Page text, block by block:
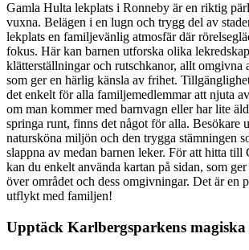
Gamla Hulta lekplats i Ronneby är en riktig
vuxna. Belägen i en lugn och trygg del av
lekplats en familjevänlig atmosfär där
fokus. Här kan barnen utforska olika
klätterställningar och rutschkanor, allt omgivna
som ger en härlig känsla av frihet.
det enkelt för alla familjemedlemmar att njuta
om man kommer med barnvagn eller har lite
springa runt, finns det något för alla. Besökare
natursköna miljön och den trygga stämningen
slappna av medan barnen leker. För att hitta till
kan du enkelt använda kartan på sidan, som
över området och dess omgivningar. Det är en
utflykt med familjen!
Upptäck Karlbergsparkens